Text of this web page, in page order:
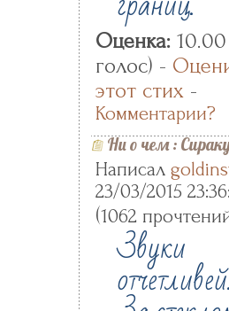
Оценка: 10.00
голос) -
этот стих -
Комментарии?
Ни о чем:
Написал
23/03/2015
(1062
Звуки